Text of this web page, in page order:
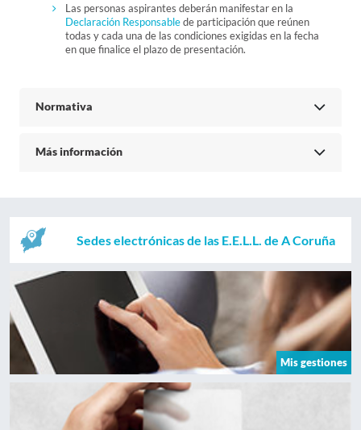
Las personas aspirantes deberán manifestar en la
Declaración Responsablede participación que reúnen
todas y cada una de las condiciones exigidas en la fecha
en que finalice el plazo de presentación.
Normativa
Más información
Sedes electrónicas de las E.E.L.L. de A Coruña
Mis gestiones